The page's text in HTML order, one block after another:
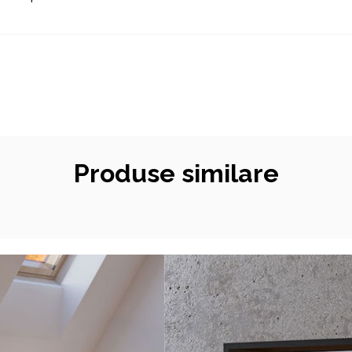
Produse similare